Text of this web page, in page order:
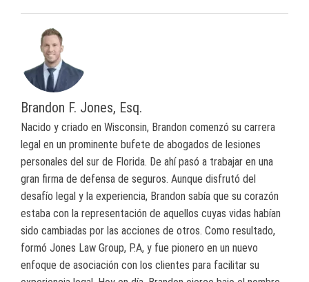
Brandon F. Jones, Esq.
Nacido y criado en Wisconsin, Brandon comenzó su carrera
legal en un prominente bufete de abogados de lesiones
personales del sur de Florida. De ahí pasó a trabajar en una
gran firma de defensa de seguros. Aunque disfrutó del
desafío legal y la experiencia, Brandon sabía que su corazón
estaba con la representación de aquellos cuyas vidas habían
sido cambiadas por las acciones de otros. Como resultado,
formó Jones Law Group, P.A, y fue pionero en un nuevo
enfoque de asociación con los clientes para facilitar su